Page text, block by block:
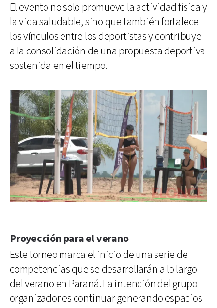
El evento no solo promueve la actividad física y
la vida saludable, sino que también fortalece
los vínculos entre los deportistas y contribuye
a la consolidación de una propuesta deportiva
sostenida en el tiempo.
Proyección para el verano
Este torneo marca el inicio de una serie de
competencias que se desarrollarán a lo largo
del verano en Paraná. La intención del grupo
organizador es continuar generando espacios